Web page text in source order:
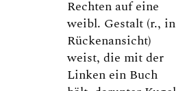
Rechten auf eine
weibl. Gestalt (r., in
Rückenansicht)
weist, die mit der
Linken ein Buch